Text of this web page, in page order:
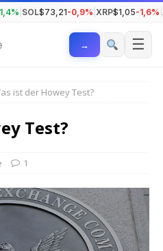
SOL$73,21-0,9% XRP$1,05-1,6%
→ ☰
ist der Howey Test?
Test?
1